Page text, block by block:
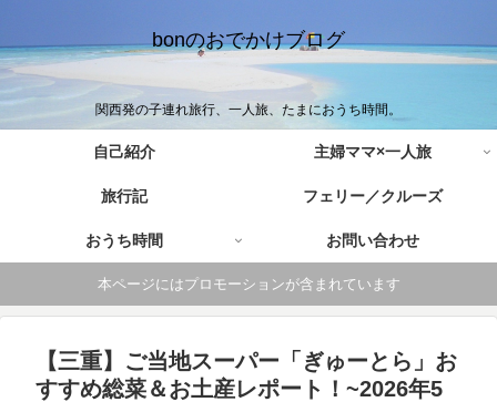
bonのおでかけブログ
関西発の子連れ旅行、一人旅、たまにおうち時間。
自己紹介 主婦ママ×一人旅
旅行記 フェリー／クルーズ
おうち時間 お問い合わせ
本ページにはプロモーションが含まれています
【三重】ご当地スーパー「ぎゅーとら」お
すすめ総菜＆お土産レポート！~2026年5